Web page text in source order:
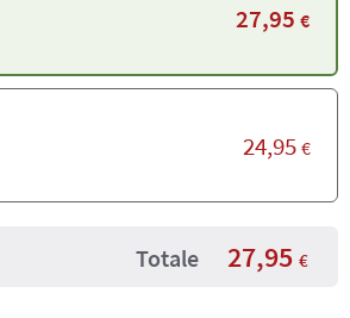
27,95 €
24,95 €
Totale 27,95 €